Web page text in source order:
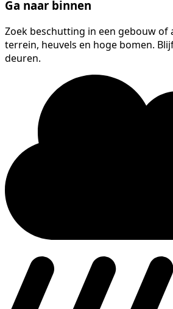
Ga naar binnen
Zoek beschutting in een gebouw of
terrein, heuvels en hoge bomen.
deuren.